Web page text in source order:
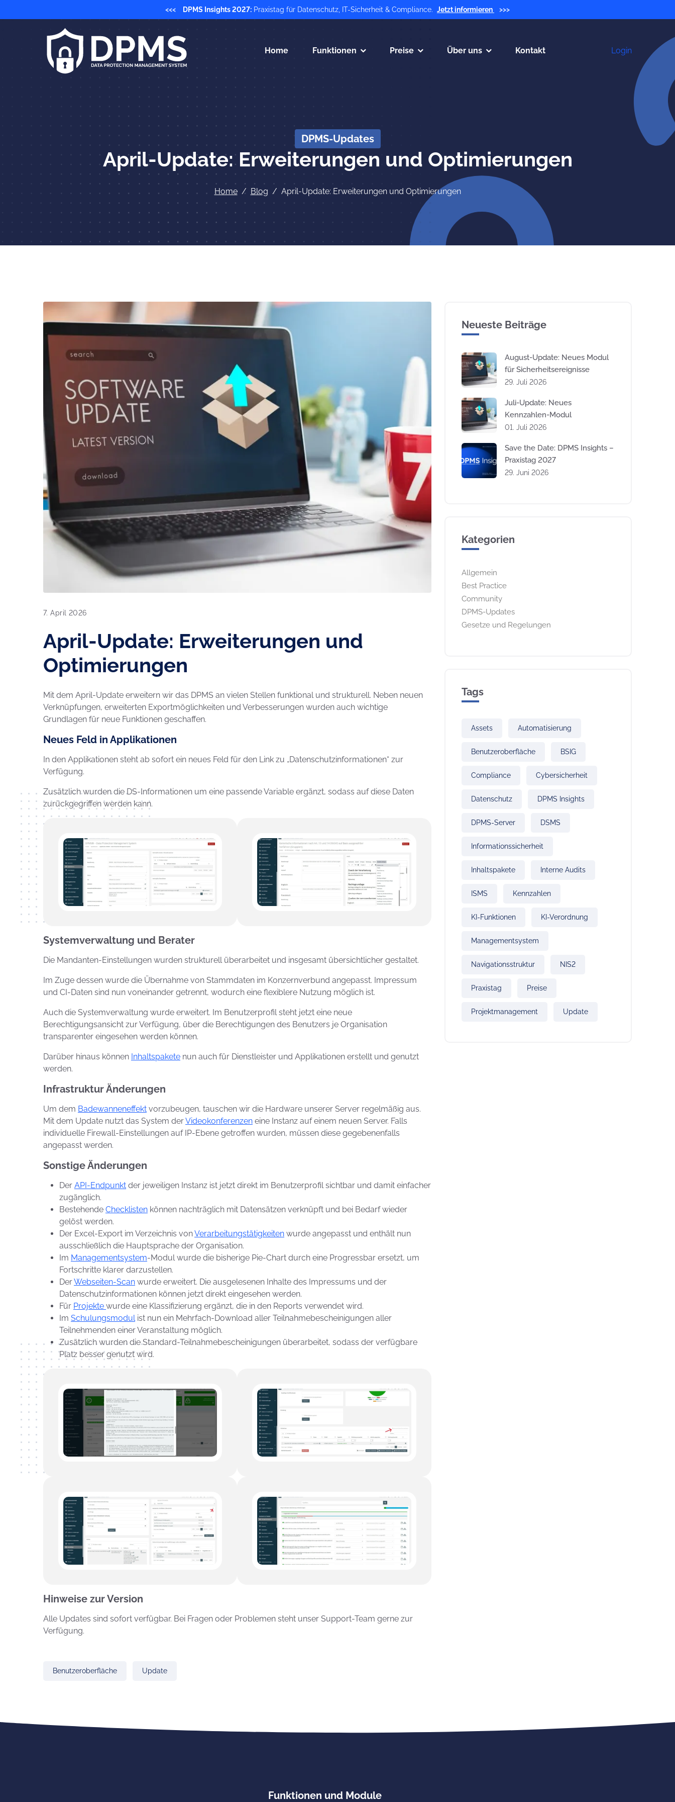
<<< DPMS Insights 2027: Praxistag für Datenschutz, IT-Sicherheit & Compliance. Jetzt informieren >>>
Home Funktionen Preise Über uns Kontakt Login
DPMS-Updates
April-Update: Erweiterungen und Optimierungen
Home Blog April-Update: Erweiterungen und Optimierungen
7. April 2026
April-Update: Erweiterungen und
Optimierungen
Mit dem April-Update erweitern wir das DPMS an vielen Stellen funktional und strukturell. Neben neuen
Verknüpfungen, erweiterten Exportmöglichkeiten und Verbesserungen wurden auch wichtige
Grundlagen für neue Funktionen geschaffen.
Neues Feld in Applikationen
In den Applikationen steht ab sofort ein neues Feld für den Link zu „Datenschutzinformationen“ zur
Verfügung.
Zusätzlich wurden die DS-Informationen um eine passende Variable ergänzt, sodass auf diese Daten
zurückgegriffen werden kann.
Systemverwaltung und Berater
Die Mandanten-Einstellungen wurden strukturell überarbeitet und insgesamt übersichtlicher gestaltet.
Im Zuge dessen wurde die Übernahme von Stammdaten im Konzernverbund angepasst. Impressum
und CI-Daten sind nun voneinander getrennt, wodurch eine flexiblere Nutzung möglich ist.
Auch die Systemverwaltung wurde erweitert. Im Benutzerprofil steht jetzt eine neue
Berechtigungsansicht zur Verfügung, über die Berechtigungen des Benutzers je Organisation
transparenter eingesehen werden können.
Darüber hinaus können Inhaltspakete nun auch für Dienstleister und Applikationen erstellt und genutzt
werden.
Infrastruktur Änderungen
Um dem Badewanneneffekt vorzubeugen, tauschen wir die Hardware unserer Server regelmäßig aus.
Mit dem Update nutzt das System derVideokonferenzen eine Instanz auf einem neuen Server. Falls
individuelle Firewall-Einstellungen auf IP-Ebene getroffen wurden, müssen diese gegebenenfalls
angepasst werden.
Sonstige Änderungen
Der API-Endpunkt der jeweiligen Instanz ist jetzt direkt im Benutzerprofil sichtbar und damit einfacher
zugänglich.
Bestehende Checklisten können nachträglich mit Datensätzen verknüpft und bei Bedarf wieder
gelöst werden.
Der Excel-Export im Verzeichnis vonVerarbeitungstätigkeiten wurde angepasst und enthält nun
ausschließlich die Hauptsprache der Organisation.
Im Managementsystem-Modul wurde die bisherige Pie-Chart durch eine Progressbar ersetzt, um
Fortschritte klarer darzustellen.
DerWebseiten-Scan wurde erweitert. Die ausgelesenen Inhalte des Impressums und der
Datenschutzinformationen können jetzt direkt eingesehen werden.
Für Projekte wurde eine Klassifizierung ergänzt, die in den Reports verwendet wird.
Im Schulungsmodulist nun ein Mehrfach-Download aller Teilnahmebescheinigungen aller
Teilnehmenden einer Veranstaltung möglich.
Zusätzlich wurden die Standard-Teilnahmebescheinigungen überarbeitet, sodass der verfügbare
Platz besser genutzt wird.
Hinweise zur Version
Alle Updates sind sofort verfügbar. Bei Fragen oder Problemen steht unser Support-Team gerne zur
Verfügung.
Benutzeroberfläche Update
Neueste Beiträge
August-Update: Neues Modul
für Sicherheitsereignisse
29. Juli 2026
Juli-Update: Neues
Kennzahlen-Modul
01. Juli 2026
Save the Date: DPMS Insights –
Praxistag 2027
29. Juni 2026
Kategorien
Allgemein
Best Practice
Community
DPMS-Updates
Gesetze und Regelungen
Tags
Assets Automatisierung
Benutzeroberfläche BSIG
Compliance Cybersicherheit
Datenschutz DPMS Insights
DPMS-Server DSMS
Informationssicherheit
Inhaltspakete Interne Audits
ISMS Kennzahlen
KI-Funktionen KI-Verordnung
Managementsystem
Navigationsstruktur NIS2
Praxistag Preise
Projektmanagement Update
Funktionen und Module